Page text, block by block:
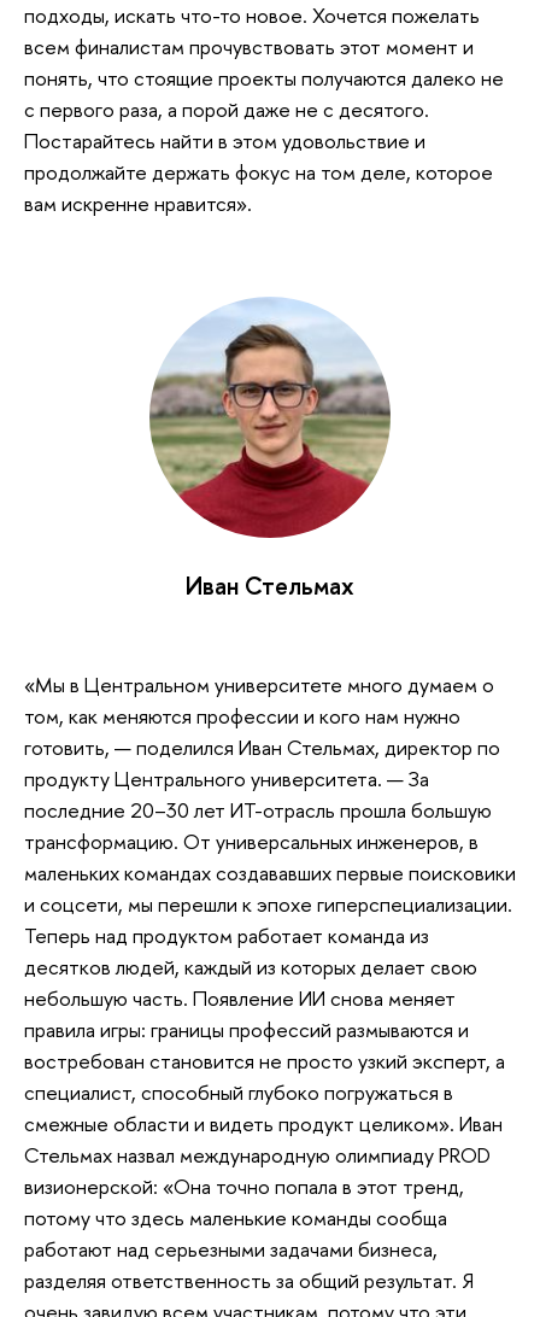
подходы, искать что-то новое. Хочется пожелать
всем финалистам прочувствовать этот момент и
понять, что стоящие проекты получаются далеко не
с первого раза, а порой даже не с десятого.
Постарайтесь найти в этом удовольствие и
продолжайте держать фокус на том деле, которое
вам искренне нравится».
Иван Стельмах
«Мы в Центральном университете много думаем о
том, как меняются профессии и кого нам нужно
готовить, — поделился Иван Стельмах, директор по
продукту Центрального университета. — За
последние 20–30 лет ИТ-отрасль прошла большую
трансформацию. От универсальных инженеров, в
маленьких командах создававших первые поисковики
и соцсети, мы перешли к эпохе гиперспециализации.
Теперь над продуктом работает команда из
десятков людей, каждый из которых делает свою
небольшую часть. Появление ИИ снова меняет
правила игры: границы профессий размываются и
востребован становится не просто узкий эксперт, а
специалист, способный глубоко погружаться в
смежные области и видеть продукт целиком». Иван
Стельмах назвал международную олимпиаду PROD
визионерской: «Она точно попала в этот тренд,
потому что здесь маленькие команды сообща
работают над серьезными задачами бизнеса,
разделяя ответственность за общий результат. Я
очень завидую всем участникам, потому что эти